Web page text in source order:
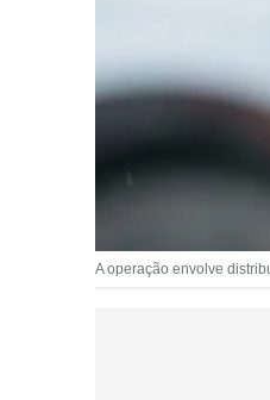
A operação envolve